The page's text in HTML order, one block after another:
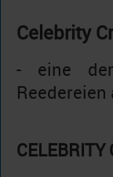
Celebrity
- eine der
CELEBRITY